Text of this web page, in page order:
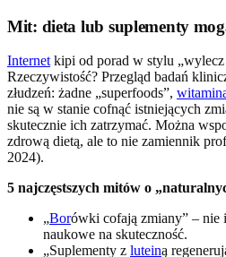
Mit: dieta lub suplementy
Internet kipi od porad w stylu „wylecz
Rzeczywistość? Przegląd badań
złudzeń: żadne „superfoods”,
nie są w stanie cofnąć istniejących
skutecznie ich zatrzymać. Można
zdrową dietą, ale to nie zamiennik
2024).
5 najczęstszych mitów o
„Borówki cofają zmiany” – nie
naukowe na skuteczność.
„Suplementy z luteiną